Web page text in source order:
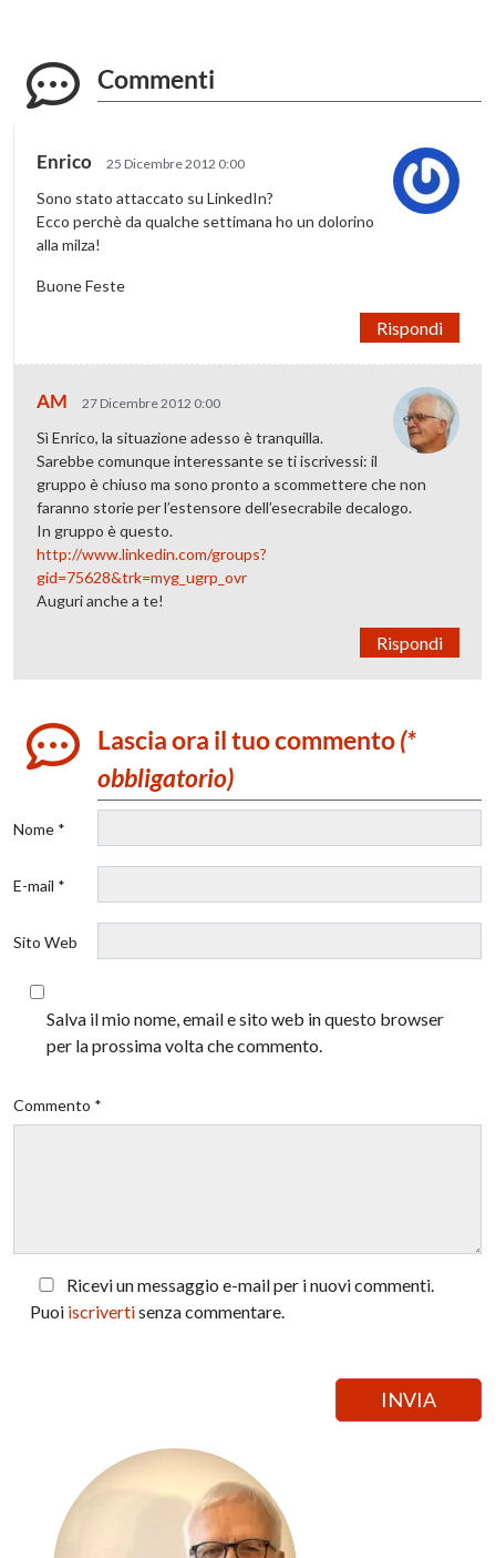
Commenti
Enrico 25 Dicembre 2012 0:00
Sono stato attaccato su LinkedIn?
Ecco perchè da qualche settimana ho un dolorino
alla milza!
Buone Feste
Rispondi
AM 27 Dicembre 2012 0:00
Sì Enrico, la situazione adesso è tranquilla.
Sarebbe comunque interessante se ti iscrivessi: il
gruppo è chiuso ma sono pronto a scommettere che non
faranno storie per l’estensore dell’esecrabile decalogo.
In gruppo è questo.
http://www.linkedin.com/groups?
gid=75628&trk=myg_ugrp_ovr
Auguri anche a te!
Rispondi
Lascia ora il tuo commento(*
obbligatorio)
Nome *
E-mail *
Sito Web
Salva il mio nome, email e sito web in questo browser
per la prossima volta che commento.
Commento *
Ricevi un messaggio e-mail per i nuovi commenti.
Puoi iscrivertisenza commentare.